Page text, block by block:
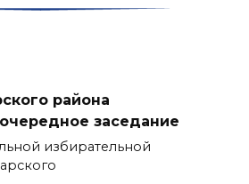
района
заседание
избирательной